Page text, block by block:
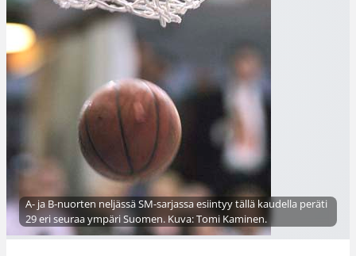
A- ja B-nuorten neljässä SM-sarjassa esiintyy tällä kaudella peräti
29 eri seuraa ympäri Suomen. Kuva: Tomi Kaminen.